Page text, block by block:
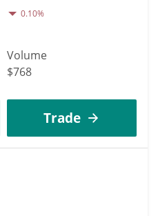
0.10%
Volume
$768
Trade